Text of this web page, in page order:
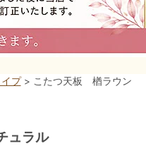
プ> こたつ天板 楢ラウン
ュラル